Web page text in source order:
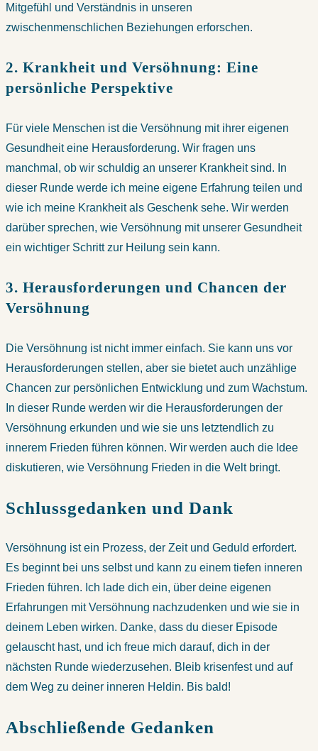
Mitgefühl und Verständnis in unseren
zwischenmenschlichen Beziehungen erforschen.
2. Krankheit und Versöhnung: Eine
persönliche Perspektive
Für viele Menschen ist die Versöhnung mit ihrer eigenen
Gesundheit eine Herausforderung. Wir fragen uns
manchmal, ob wir schuldig an unserer Krankheit sind. In
dieser Runde werde ich meine eigene Erfahrung teilen und
wie ich meine Krankheit als Geschenk sehe. Wir werden
darüber sprechen, wie Versöhnung mit unserer Gesundheit
ein wichtiger Schritt zur Heilung sein kann.
3. Herausforderungen und Chancen der
Versöhnung
Die Versöhnung ist nicht immer einfach. Sie kann uns vor
Herausforderungen stellen, aber sie bietet auch unzählige
Chancen zur persönlichen Entwicklung und zum Wachstum.
In dieser Runde werden wir die Herausforderungen der
Versöhnung erkunden und wie sie uns letztendlich zu
innerem Frieden führen können. Wir werden auch die Idee
diskutieren, wie Versöhnung Frieden in die Welt bringt.
Schlussgedanken und Dank
Versöhnung ist ein Prozess, der Zeit und Geduld erfordert.
Es beginnt bei uns selbst und kann zu einem tiefen inneren
Frieden führen. Ich lade dich ein, über deine eigenen
Erfahrungen mit Versöhnung nachzudenken und wie sie in
deinem Leben wirken. Danke, dass du dieser Episode
gelauscht hast, und ich freue mich darauf, dich in der
nächsten Runde wiederzusehen. Bleib krisenfest und auf
dem Weg zu deiner inneren Heldin. Bis bald!
Abschließende Gedanken